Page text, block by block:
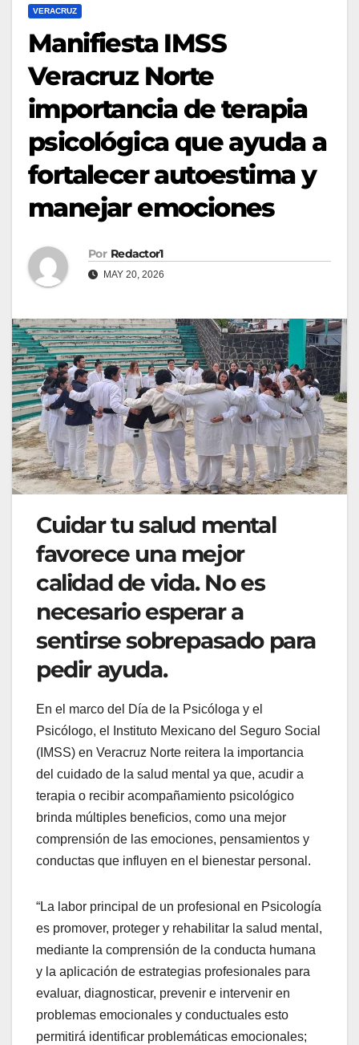
VERACRUZ
Manifiesta IMSS
Veracruz Norte
importancia de terapia
psicológica que ayuda a
fortalecer autoestima y
manejar emociones
Por Redactor1
MAY 20, 2026
Cuidar tu salud mental
favorece una mejor
calidad de vida. No es
necesario esperar a
sentirse sobrepasado para
pedir ayuda.
En el marco del Día de la Psicóloga y el
Psicólogo, el Instituto Mexicano del Seguro Social
(IMSS) en Veracruz Norte reitera la importancia
del cuidado de la salud mental ya que, acudir a
terapia o recibir acompañamiento psicológico
brinda múltiples beneficios, como una mejor
comprensión de las emociones, pensamientos y
conductas que influyen en el bienestar personal.
“La labor principal de un profesional en Psicología
es promover, proteger y rehabilitar la salud mental,
mediante la comprensión de la conducta humana
y la aplicación de estrategias profesionales para
evaluar, diagnosticar, prevenir e intervenir en
problemas emocionales y conductuales esto
permitirá identificar problemáticas emocionales;